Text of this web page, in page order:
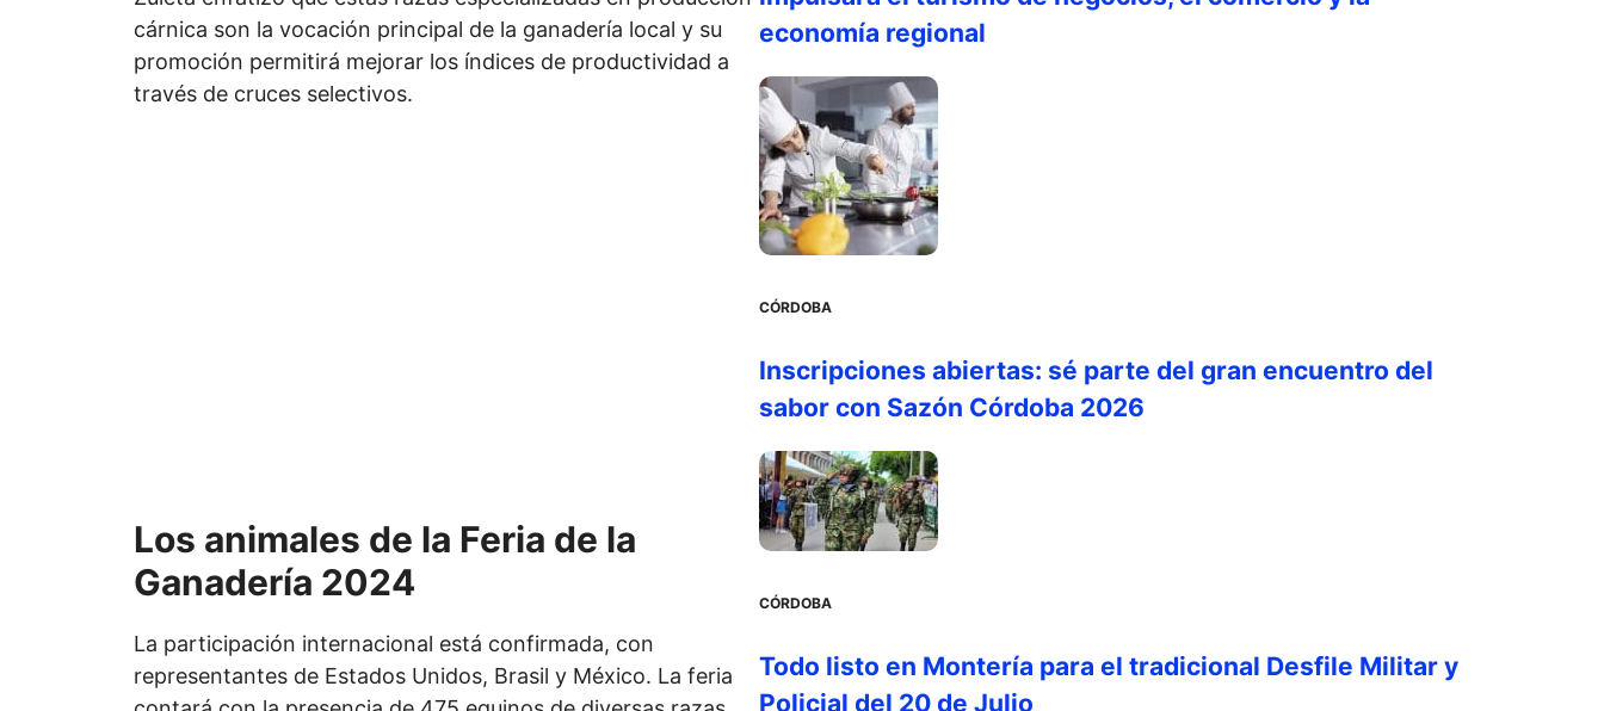
cárnica son la vocación principal de la ganadería local y su
promoción permitirá mejorar los índices de productividad a
través de cruces selectivos.
Los animales de la Feria de la
Ganadería 2024
La participación internacional está confirmada, con
representantes de Estados Unidos, Brasil y México. La feria
economía regional
CÓRDOBA
Inscripciones abiertas: sé parte del gran encuentro del
sabor con Sazón Córdoba 2026
CÓRDOBA
Todo listo en Montería para el tradicional Desfile Militar y
Policial del 20 de Julio